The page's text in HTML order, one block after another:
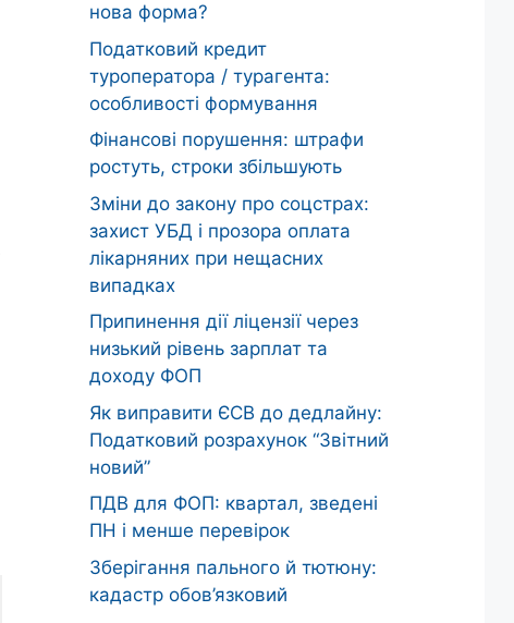
нова форма?
Податковий кредит
туроператора / турагента:
особливості формування
Фінансові порушення: штрафи
ростуть, строки збільшують
Зміни до закону про соцстрах:
захист УБД і прозора оплата
лікарняних при нещасних
випадках
Припинення дії ліцензії через
низький рівень зарплат та
доходу ФОП
Як виправити ЄСВ до дедлайну:
Податковий розрахунок “Звітний
новий”
ПДВ для ФОП: квартал, зведені
ПН і менше перевірок
Зберігання пального й тютюну:
кадастр обов’язковий